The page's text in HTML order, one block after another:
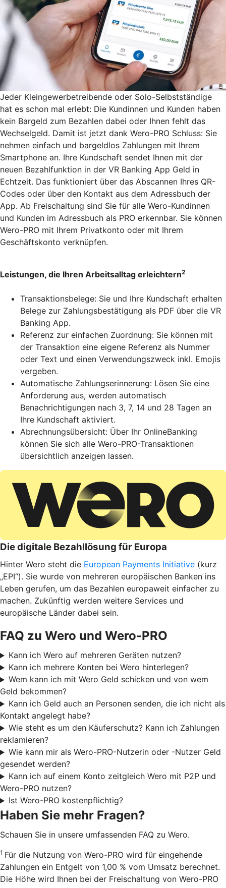
Jeder Kleingewerbetreibende oder Solo-Selbstständige
hat es schon mal erlebt: Die Kundinnen und Kunden haben
kein Bargeld zum Bezahlen dabei oder Ihnen fehlt das
Wechselgeld. Damit ist jetzt dank Wero-PRO Schluss: Sie
nehmen einfach und bargeldlos Zahlungen mit Ihrem
Smartphone an. Ihre Kundschaft sendet Ihnen mit der
neuen Bezahlfunktion in der VR Banking App Geld in
Echtzeit. Das funktioniert über das Abscannen Ihres QR-
Codes oder über den Kontakt aus dem Adressbuch der
App. Ab Freischaltung sind Sie für alle Wero-Kundinnen
und Kunden im Adressbuch als PRO erkennbar. Sie können
Wero-PRO mit Ihrem Privatkonto oder mit Ihrem
Geschäftskonto verknüpfen.
Leistungen, die Ihren Arbeitsalltag erleichtern2
Transaktionsbelege: Sie und Ihre Kundschaft erhalten
Belege zur Zahlungsbestätigung als PDF über die VR
Banking App.
Referenz zur einfachen Zuordnung: Sie können mit
der Transaktion eine eigene Referenz als Nummer
oder Text und einen Verwendungszweck inkl. Emojis
vergeben.
Automatische Zahlungserinnerung: Lösen Sie eine
Anforderung aus, werden automatisch
Benachrichtigungen nach 3, 7, 14 und 28 Tagen an
Ihre Kundschaft aktiviert.
Abrechnungsübersicht: Über Ihr OnlineBanking
können Sie sich alle Wero-PRO-Transaktionen
übersichtlich anzeigen lassen.
Die digitale Bezahllösung für Europa
Hinter Wero steht die European Payments Initiative (kurz
„EPI“). Sie wurde von mehreren europäischen Banken ins
Leben gerufen, um das Bezahlen europaweit einfacher zu
machen. Zukünftig werden weitere Services und
europäische Länder dabei sein.
FAQ zu Wero und Wero-PRO
Kann ich Wero auf mehreren Geräten nutzen?
Kann ich mehrere Konten bei Wero hinterlegen?
Wem kann ich mit Wero Geld schicken und von wem
Geld bekommen?
Kann ich Geld auch an Personen senden, die ich nicht als
Kontakt angelegt habe?
Wie steht es um den Käuferschutz? Kann ich Zahlungen
reklamieren?
Wie kann mir als Wero-PRO-Nutzerin oder -Nutzer Geld
gesendet werden?
Kann ich auf einem Konto zeitgleich Wero mit P2P und
Wero-PRO nutzen?
Ist Wero-PRO kostenpflichtig?
Haben Sie mehr Fragen?
Schauen Sie in unsere umfassenden FAQ zu Wero.
1 Für die Nutzung von Wero-PRO wird für eingehende
Zahlungen ein Entgelt von 1,00 % vom Umsatz berechnet.
Die Höhe wird Ihnen bei der Freischaltung von Wero-PRO